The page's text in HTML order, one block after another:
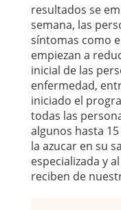
resultados se
semana, las
síntomas como
empiezan a
inicial de las
enfermedad,
iniciado el
todas las
algunos hasta
la azucar en su
especializada y
reciben de